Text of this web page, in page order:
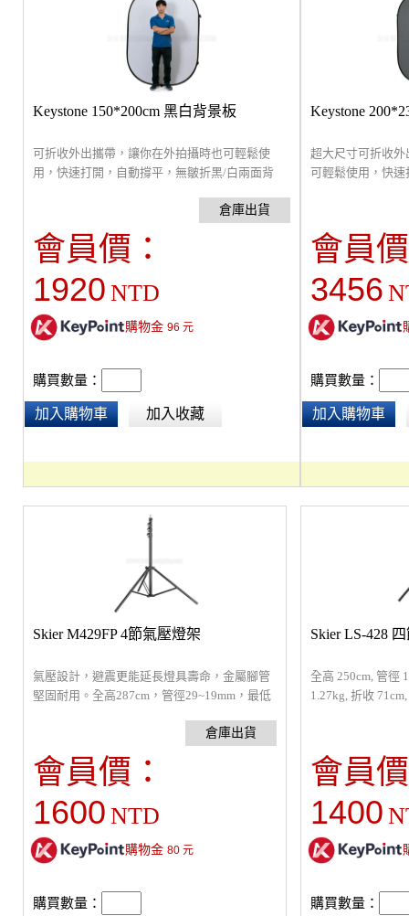
Keystone 150*200cm 黑白背景板
可折收外出攜帶，讓你在外拍攝時也可輕鬆使
用，快速打開，自動撐平，無皺折黑/白兩面背
會員價：
1920 NTD
購物金 96 元
購買數量：
加入購物車 加入收藏
Keystone
超大尺寸可折收
可輕鬆使用，快
會員
3456
購買數量：
加入購物車
Skier M429FP 4節氣壓燈架
氣壓設計，避震更能延長燈具壽命，金屬腳管
堅固耐用。全高287cm，管徑29~19mm，最低
會員價：
1600 NTD
購物金 80元
購買數量：
Skier LS-428
全高 250cm, 管徑
1.27kg, 折收
會員
1400
購買數量：